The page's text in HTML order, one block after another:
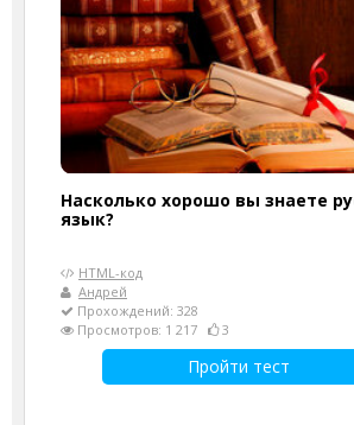
Насколько хорошо вы знаете
язык?
HTML-код
Андрей
Прохождений: 328
Просмотров: 1 217
3
Пройти тест